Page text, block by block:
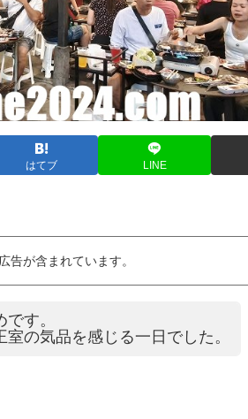
はてブ LINE
告が含まれています。
す。
の気品を感じる一日でした。